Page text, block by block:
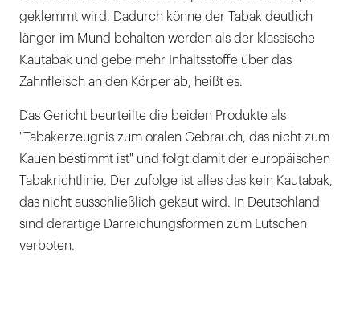
geklemmt wird. Dadurch könne der Tabak deutlich
länger im Mund behalten werden als der klassische
Kautabak und gebe mehr Inhaltsstoffe über das
Zahnfleisch an den Körper ab, heißt es.
Das Gericht beurteilte die beiden Produkte als
"Tabakerzeugnis zum oralen Gebrauch, das nicht zum
Kauen bestimmt ist" und folgt damit der europäischen
Tabakrichtlinie. Der zufolge ist alles das kein Kautabak,
das nicht ausschließlich gekaut wird. In Deutschland
sind derartige Darreichungsformen zum Lutschen
verboten.